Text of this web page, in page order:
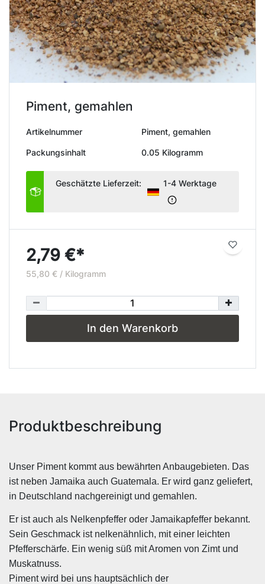
Piment, gemahlen
Artikelnummer Piment, gemahlen
Packungsinhalt 0.05 Kilogramm
Geschätzte Lieferzeit: 1-4 Werktage
2,79 €*
55,80 € / Kilogramm
In den Warenkorb
Produktbeschreibung
Unser Piment kommt aus bewährten Anbaugebieten. Das
ist neben Jamaika auch Guatemala. Er wird ganz geliefert,
in Deutschland nachgereinigt und gemahlen.
Er ist auch als Nelkenpfeffer oder Jamaikapfeffer bekannt.
Sein Geschmack ist nelkenähnlich, mit einer leichten
Pfefferschärfe. Ein wenig süß mit Aromen von Zimt und
Muskatnuss.
Piment wird bei uns hauptsächlich der